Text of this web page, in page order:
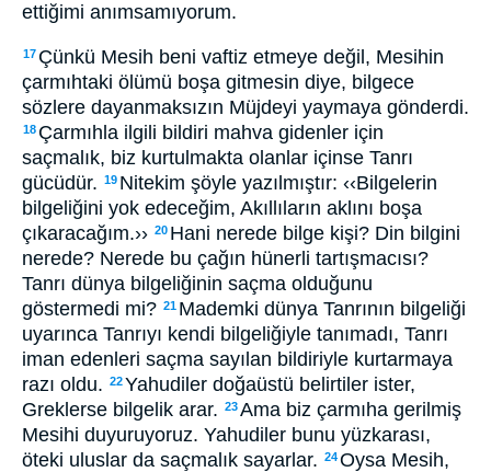
ettiğimi anımsamıyorum.
17 Çünkü Mesih beni vaftiz etmeye değil, Mesihin
çarmıhtaki ölümü boşa gitmesin diye, bilgece
sözlere dayanmaksızın Müjdeyi yaymaya gönderdi.
18 Çarmıhla ilgili bildiri mahva gidenler için
saçmalık, biz kurtulmakta olanlar içinse Tanrı
gücüdür. 19 Nitekim şöyle yazılmıştır: ‹‹Bilgelerin
bilgeliğini yok edeceğim, Akıllıların aklını boşa
çıkaracağım.›› 20 Hani nerede bilge kişi? Din bilgini
nerede? Nerede bu çağın hünerli tartışmacısı?
Tanrı dünya bilgeliğinin saçma olduğunu
göstermedi mi? 21 Mademki dünya Tanrının bilgeliği
uyarınca Tanrıyı kendi bilgeliğiyle tanımadı, Tanrı
iman edenleri saçma sayılan bildiriyle kurtarmaya
razı oldu. 22Yahudiler doğaüstü belirtiler ister,
Greklerse bilgelik arar. 23Ama biz çarmıha gerilmiş
Mesihi duyuruyoruz. Yahudiler bunu yüzkarası,
öteki uluslar da saçmalık sayarlar. 24Oysa Mesih,